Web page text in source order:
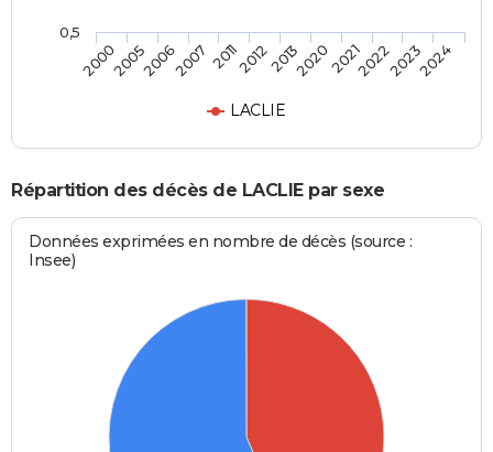
LACLIE
2000200520062007 20112012201320202021202220232024
0,5
Répartition des décès de LACLIE par sexe
Données exprimées en nombre de décès (source :
Insee)